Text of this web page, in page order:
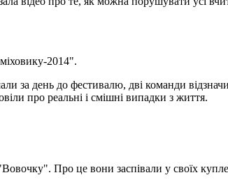
2014".
за день до фестивалю, дві команди
про реальні і смішні випадки з життя.
Про це вони заспівали у своїх